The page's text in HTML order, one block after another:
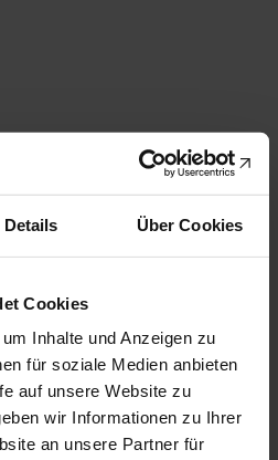
Details Über Cookies
Cookies
Inhalte und Anzeigen zu
für soziale Medien anbieten
auf unsere Website zu
wir Informationen zu Ihrer
an unsere Partner für